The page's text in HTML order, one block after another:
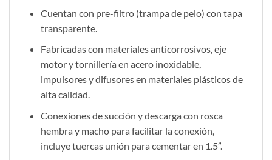
Cuentan con pre-filtro (trampa de pelo) con tapa
transparente.
Fabricadas con materiales anticorrosivos, eje
motor y tornillería en acero inoxidable,
impulsores y difusores en materiales plásticos de
alta calidad.
Conexiones de succión y descarga con rosca
hembra y macho para facilitar la conexión,
incluye tuercas unión para cementar en 1.5”.